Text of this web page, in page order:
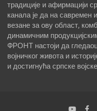
традиције и афирмацији
канала је да на савремен
везане за ову област,
динамичним
ФРОНТ настоји да
војничког живота и
и достигнућа српске